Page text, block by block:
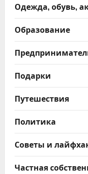
Одежда, обувь,
Образование
Подарки
Путешествия
Политика
Советы и
Частная